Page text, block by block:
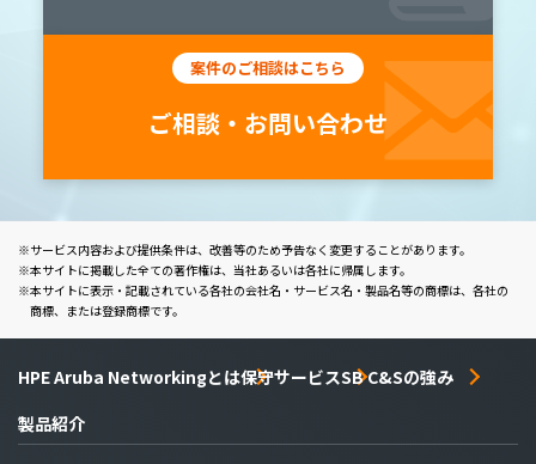
案件のご相談はこちら
ご相談・お問い合わせ
サービス内容および提供条件は、改善等のため予告なく変更することがあります。
本サイトに掲載した全ての著作権は、当社あるいは各社に帰属します。
本サイトに表示・記載されている各社の会社名・サービス名・製品名等の商標は、各社の
商標、または登録商標です。
HPE Aruba Networkingとは保守サービスSB C&Sの強み
製品紹介